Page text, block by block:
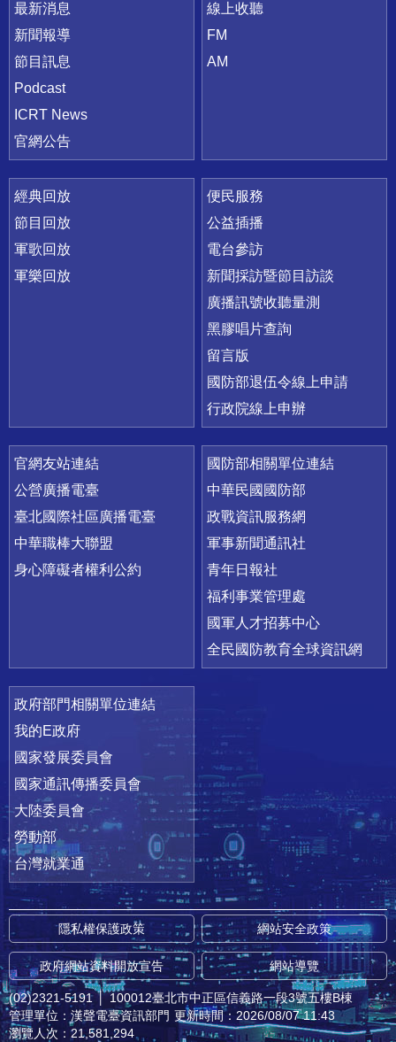
最新消息
新聞報導
節目訊息
Podcast
ICRT News
官網公告
線上收聽
FM
AM
經典回放
節目回放
軍歌回放
軍樂回放
便民服務
公益插播
電台參訪
新聞採訪暨節目訪談
廣播訊號收聽量測
黑膠唱片查詢
留言版
國防部退伍令線上申請
行政院線上申辦
官網友站連結
公營廣播電臺
臺北國際社區廣播電臺
中華職棒大聯盟
身心障礙者權利公約
國防部相關單位連結
中華民國國防部
政戰資訊服務網
軍事新聞通訊社
青年日報社
福利事業管理處
國軍人才招募中心
全民國防教育全球資訊網
政府部門相關單位連結
我的E政府
國家發展委員會
國家通訊傳播委員會
大陸委員會
勞動部
台灣就業通
隱私權保護政策 網站安全政策
政府網站資料開放宣告 網站導覽
(02)2321-5191 │ 100012臺北市中正區信義路一段3號五樓B棟
管理單位：漢聲電臺資訊部門 更新時間：2026/08/07 11:43
瀏覽人次：21,581,294